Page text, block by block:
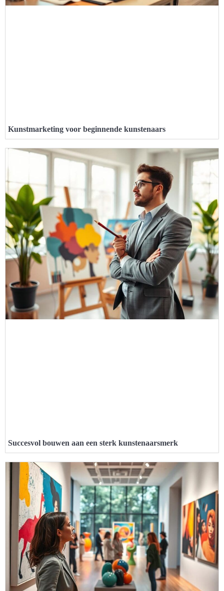
Kunstmarketing voor beginnende kunstenaars
Succesvol bouwen aan een sterk kunstenaarsmerk